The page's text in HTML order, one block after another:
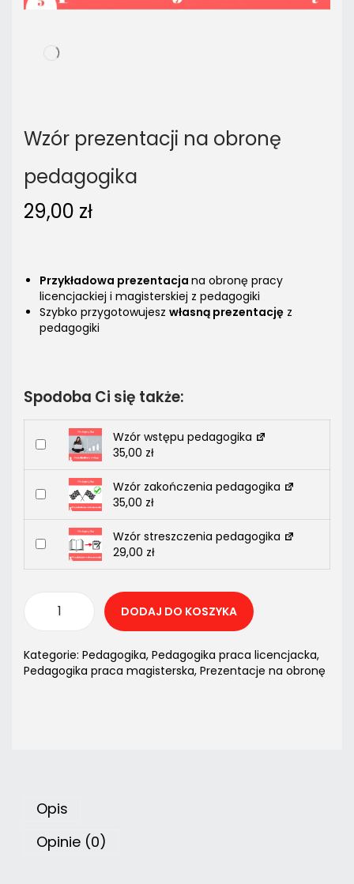
Wzór prezentacji na obronę
pedagogika
29,00 zł
Przykładowa prezentacja na obronę pracy
licencjackiej i magisterskiej z pedagogiki
Szybko przygotowujesz własną prezentację z
pedagogiki
Spodoba Ci się także:
Wzór wstępu pedagogika
35,00 zł
Wzór zakończenia pedagogika
35,00 zł
Wzór streszczenia pedagogika
29,00 zł
DODAJ DO KOSZYKA
Kategorie: Pedagogika, Pedagogika praca licencjacka,
Pedagogika praca magisterska, Prezentacje na obronę
Opis
Opinie (0)